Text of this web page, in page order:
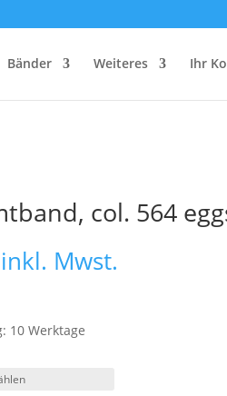
Bänder Weiteres Ihr
col. 564
€ 9,15
10,60
inkl. Mwst.
10 Werktage